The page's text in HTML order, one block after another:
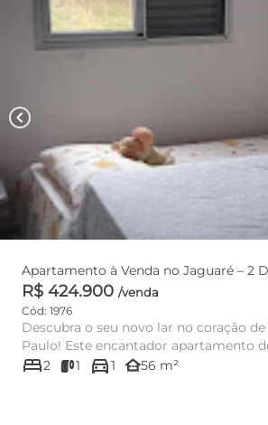
chevron_left
Apartamento à Venda no Jaguaré – 2
R$ 424.900 /venda
Cód: 1976
Descubra o seu novo lar no coração de
Paulo! Este encantador apartamento
combinação perfeita ...
bed2 1 directions_car1 other_houses56 m²